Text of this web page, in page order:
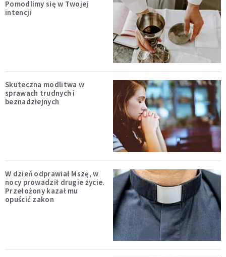
Pomodlimy się w Twojej
intencji
Skuteczna modlitwa w
sprawach trudnych i
beznadziejnych
W dzień odprawiał Mszę, w
nocy prowadził drugie życie.
Przełożony kazał mu
opuścić zakon